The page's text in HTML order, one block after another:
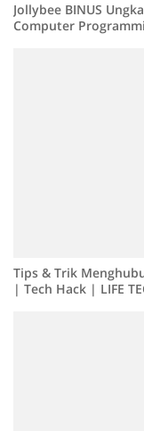
Jollybee BINUS
Computer
Tips & Trik
| Tech Hack | LIFE